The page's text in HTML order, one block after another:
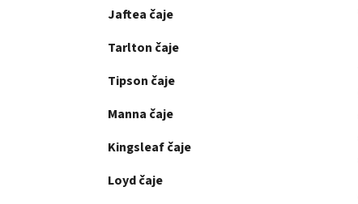
Jaftea čaje
Tarlton čaje
Tipson čaje
Manna čaje
Kingsleaf čaje
Loyd čaje